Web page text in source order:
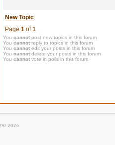
New Topic
Page 1 of1
You cannot post new topics in this forum
You cannot reply to topics in this forum
You cannot edit your posts in this forum
You cannot delete your posts in this forum
You cannot vote in polls in this forum
2026